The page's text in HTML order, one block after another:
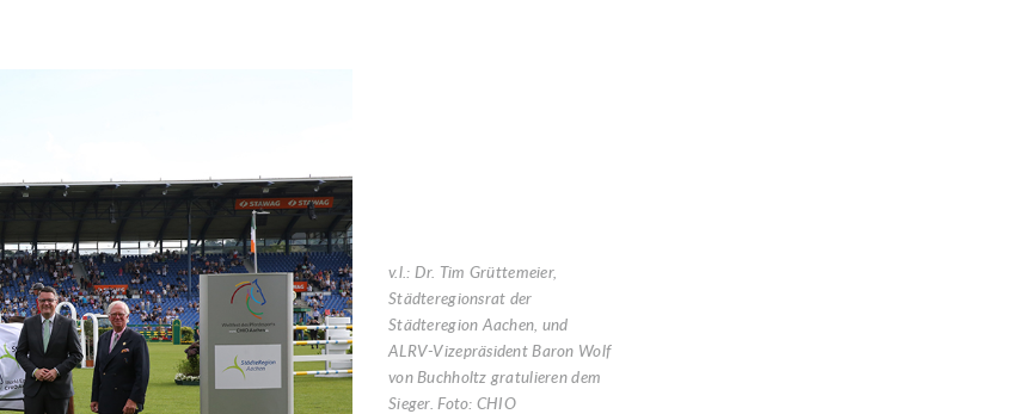
v.l.: Dr. Tim Grüttemeier,
Städteregionsrat der
Städteregion Aachen, und
ALRV-Vizepräsident Baron Wolf
von Buchholtz gratulieren dem
Sieger. Foto: CHIO